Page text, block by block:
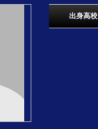
出身高校